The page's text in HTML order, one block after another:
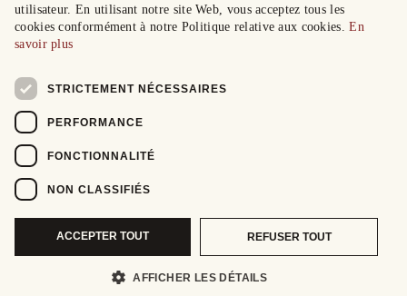
utilisateur. En utilisant notre site Web, vous acceptez tous les
cookies conformément à notre Politique relative aux cookies.En
savoir plus
STRICTEMENT NÉCESSAIRES
PERFORMANCE
FONCTIONNALITÉ
NON CLASSIFIÉS
ACCEPTER TOUT REFUSER TOUT
AFFICHER LES DÉTAILS